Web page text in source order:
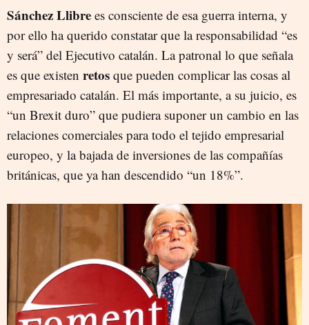
Sánchez Llibre es consciente de esa guerra interna, y
por ello ha querido constatar que la responsabilidad “es
y será” del Ejecutivo catalán. La patronal lo que señala
es que existen retos que pueden complicar las cosas al
empresariado catalán. El más importante, a su juicio, es
“un Brexit duro” que pudiera suponer un cambio en las
relaciones comerciales para todo el tejido empresarial
europeo, y la bajada de inversiones de las compañías
británicas, que ya han descendido “un 18%”.